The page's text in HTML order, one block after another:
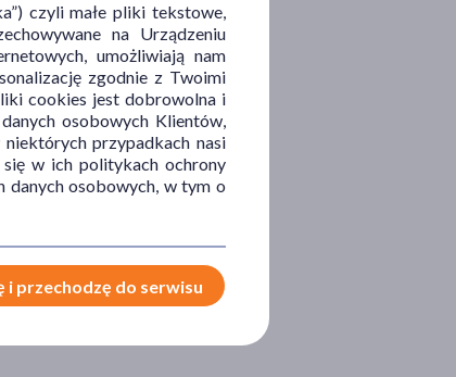
czyli małe pliki tekstowe,
na Urządzeniu
umożliwiają nam
zgodnie z Twoimi
cookies jest dobrowolna i
osobowych Klientów,
przypadkach nasi
w ich politykach ochrony
osobowych, w tym o
i przechodzę do serwisu